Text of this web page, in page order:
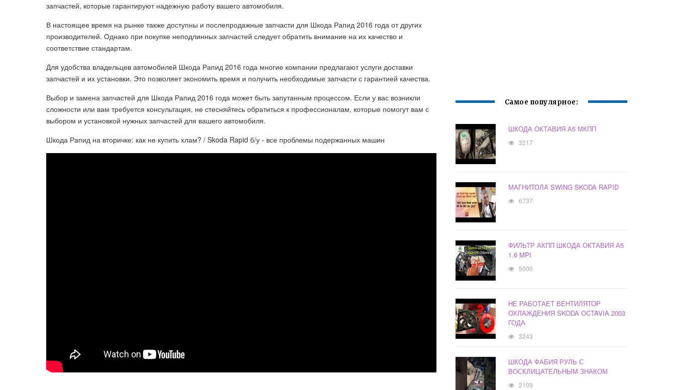
запчастей, которые гарантируют надежную работу вашего автомобиля.
В настоящее время на рынке также доступны и послепродажные запчасти для Шкода Рапид 2016 года от других
производителей. Однако при покупке неподлинных запчастей следует обратить внимание на их качество и
соответствие стандартам.
Для удобства владельцев автомобилей Шкода Рапид 2016 года многие компании предлагают услуги доставки
запчастей и их установки. Это позволяет экономить время и получить необходимые запчасти с гарантией качества.
Выбор и замена запчастей для Шкода Рапид 2016 года может быть запутанным процессом. Если у вас возникли
сложности или вам требуется консультация, не стесняйтесь обратиться к профессионалам, которые помогут вам с
выбором и установкой нужных запчастей для вашего автомобиля.
Шкода Рапид на вторичке: как не купить хлам? / Skoda Rapid б/у - все проблемы подержанных машин
Самое популярное:
ШКОДА ОКТАВИЯ А5 МКПП
3217
МАГНИТОЛА SWING SKODA RAPID
6737
ФИЛЬТР АКПП ШКОДА ОКТАВИЯ А5
1.6 MPI
5000
НЕ РАБОТАЕТ ВЕНТИЛЯТОР
ОХЛАЖДЕНИЯ SKODA OCTAVIA 2003
ГОДА
3243
ШКОДА ФАБИЯ РУЛЬ С
ВОСКЛИЦАТЕЛЬНЫМ ЗНАКОМ
2109